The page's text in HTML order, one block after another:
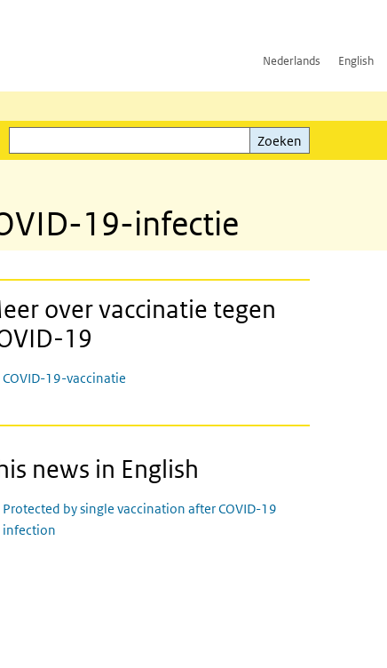
Nederlands English
Zoeken
19-infectie
over vaccinatie tegen
19
COVID-19-vaccinatie
news in English
Protected by single vaccination after COVID-19
infection